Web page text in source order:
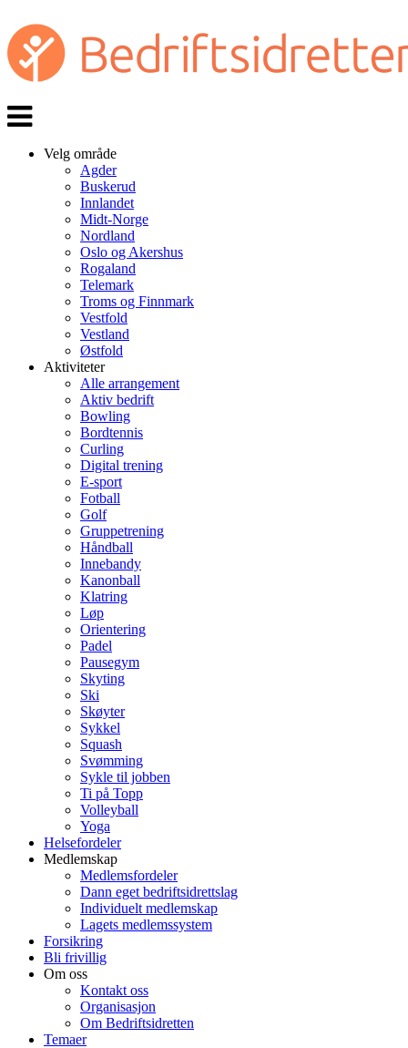
Veksle
navigasjon
Velg område
Agder
Buskerud
Innlandet
Midt-Norge
Nordland
Oslo og Akershus
Rogaland
Telemark
Troms og Finnmark
Vestfold
Vestland
Østfold
Aktiviteter
Alle arrangement
Aktiv bedrift
Bowling
Bordtennis
Curling
Digital trening
E-sport
Fotball
Golf
Gruppetrening
Håndball
Innebandy
Kanonball
Klatring
Løp
Orientering
Padel
Pausegym
Skyting
Ski
Skøyter
Sykkel
Squash
Svømming
Sykle til jobben
Ti på Topp
Volleyball
Yoga
Helsefordeler
Medlemskap
Medlemsfordeler
Dann eget bedriftsidrettslag
Individuelt medlemskap
Lagets medlemssystem
Forsikring
Bli frivillig
Om oss
Kontakt oss
Organisasjon
Om Bedriftsidretten
Temaer